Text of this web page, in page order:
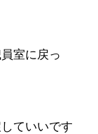
室に戻っ
ていいです